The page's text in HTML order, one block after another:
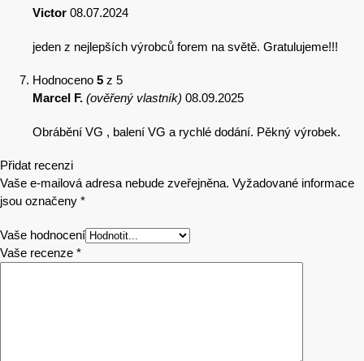
Victor 08.07.2024
jeden z nejlepších výrobců forem na světě. Gratulujeme!!!
Hodnoceno 5 z 5
Marcel F. (ověřený vlastník) 08.09.2025
Obrábění VG , balení VG a rychlé dodání. Pěkný výrobek.
Přidat recenzi
Vaše e-mailová adresa nebude zveřejněna. Vyžadované informace
jsou označeny *
Vaše hodnocení
Vaše recenze *